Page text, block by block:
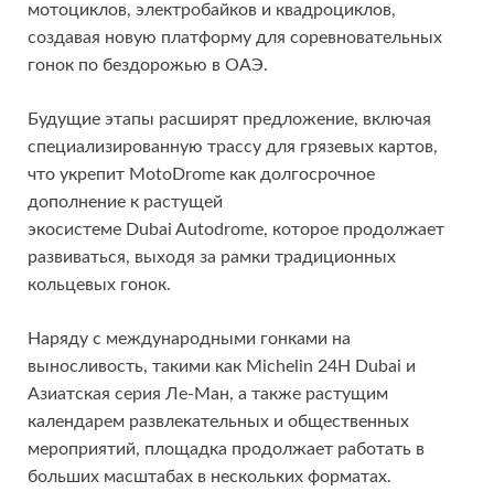
мотоциклов, электробайков и квадроциклов,
создавая новую платформу для соревновательных
гонок по бездорожью в ОАЭ.
Будущие этапы расширят предложение, включая
специализированную трассу для грязевых картов,
что укрепит MotoDrome как долгосрочное
дополнение к растущей
экосистеме Dubai Autodrome, которое продолжает
развиваться, выходя за рамки традиционных
кольцевых гонок.
Наряду с международными гонками на
выносливость, такими как Michelin 24H Dubai и
Азиатская серия Ле-Ман, а также растущим
календарем развлекательных и общественных
мероприятий, площадка продолжает работать в
больших масштабах в нескольких форматах.